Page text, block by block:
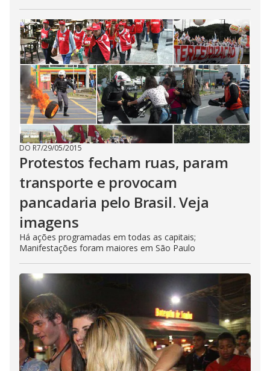
DO R7/29/05/2015
Protestos fecham ruas, param
transporte e provocam
pancadaria pelo Brasil. Veja
imagens
Há ações programadas em todas as capitais;
Manifestações foram maiores em São Paulo